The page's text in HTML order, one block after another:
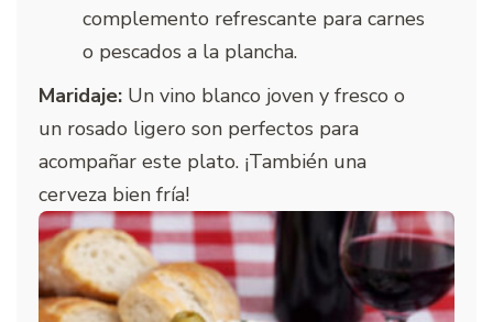
complemento refrescante para carnes
o pescados a la plancha.
Maridaje: Un vino blanco joven y fresco o
un rosado ligero son perfectos para
acompañar este plato. ¡También una
cerveza bien fría!